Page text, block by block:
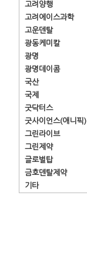
고려양행
고려에이스과학
고운덴탈
광동케미칼
광명
광명데이콤
국산
국제
굿닥터스
굿사이언스(애니픽)
그린라이브
그린제약
글로벌탑
금호덴탈제약
기타